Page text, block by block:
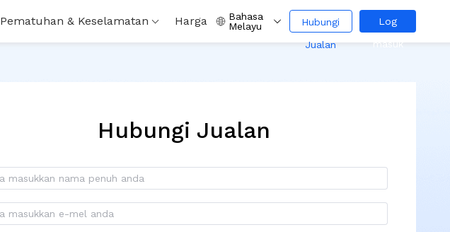
Pematuhan & Keselamatan Harga
Bahasa
Melayu
Hubungi
Jualan
Log
masuk
Hubungi Jualan